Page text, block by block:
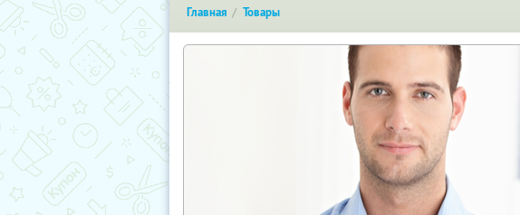
Главная Товары